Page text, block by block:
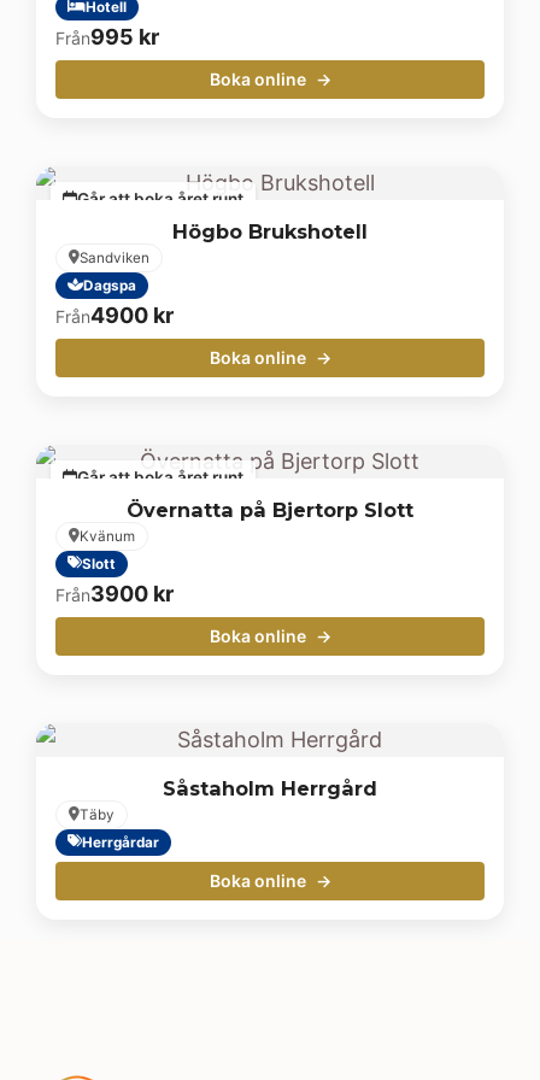
Hotell
Från995 kr
Boka online
Går att boka året runt
Högbo Brukshotell
Sandviken
Dagspa
Från4900 kr
Boka online
Går att boka året runt
Övernatta på Bjertorp Slott
Kvänum
Slott
Från3900 kr
Boka online
Såstaholm Herrgård
Täby
Herrgårdar
Boka online